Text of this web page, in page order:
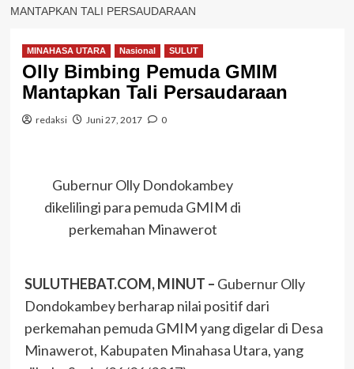
MANTAPKAN TALI PERSAUDARAAN
MINAHASA UTARA Nasional SULUT
Olly Bimbing Pemuda GMIM
Mantapkan Tali Persaudaraan
redaksi Juni 27, 2017 0
Gubernur Olly Dondokambey
dikelilingi para pemuda GMIM di
perkemahan Minawerot
SULUTHEBAT.COM, MINUT – Gubernur Olly
Dondokambey berharap nilai positif dari
perkemahan pemuda GMIM yang digelar di Desa
Minawerot, Kabupaten Minahasa Utara, yang